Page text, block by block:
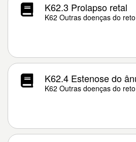
K62.3 Prolapso retal
K62 Outras doenças do
K62.4 Estenose do
K62 Outras doenças do